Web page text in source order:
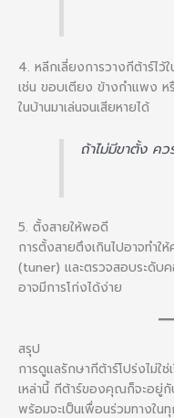
4. หลีกเลี่ยงการวางกีต้าร์ไว้
เช่น ขอบเตียง ข้างกำแพง ห
ในบ้านมาเล่นจนเสียหายได้
ถ้าไม่มีขาตั้ง ค
5. ตั้งสายให้พอดี
การตั้งสายตึงเกินไปอาจทำใ
(tuner) และตรวจสอบระดับค
อาจมีการโก่งได้ง่าย
สรุป
การดูแลรักษากีต้าร์โปร่งไม่ใ
เหล่านี้ กีต้าร์ของคุณก็จะอยู่
พร้อมจะเป็นเพื่อนร่วมทางใ